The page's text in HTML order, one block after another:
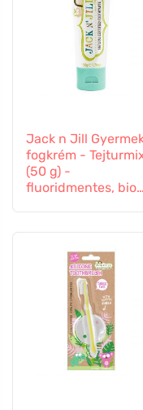
Jack n Jill
fogkrém -
(50 g) -
fluoridmentes, bio